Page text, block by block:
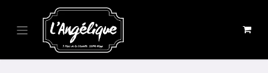
Se rendre au contenu